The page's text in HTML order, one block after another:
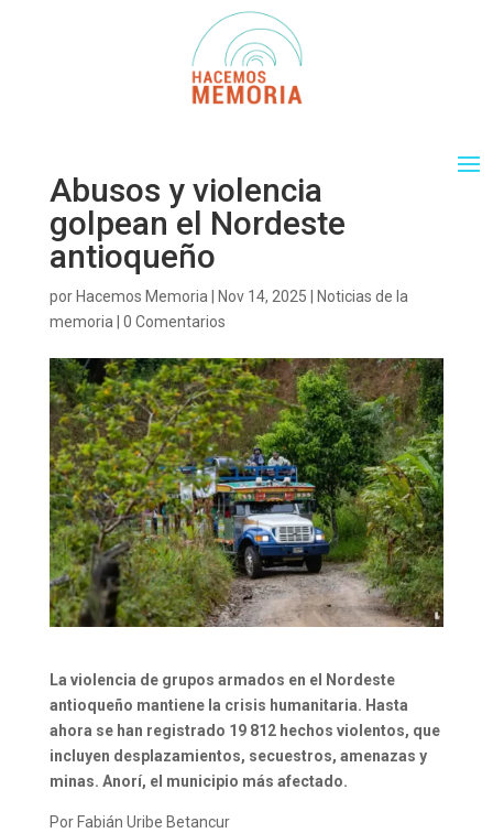
Abusos y violencia
golpean el Nordeste
antioqueño
por Hacemos Memoria Nov 14, 2025
Noticias de la
memoria
0 Comentarios
La violencia de grupos armados en el Nordeste
antioqueño mantiene la crisis humanitaria. Hasta
ahora se han registrado 19 812 hechos violentos, que
incluyen desplazamientos, secuestros, amenazas y
minas. Anorí, el municipio más afectado.
Por Fabián Uribe Betancur